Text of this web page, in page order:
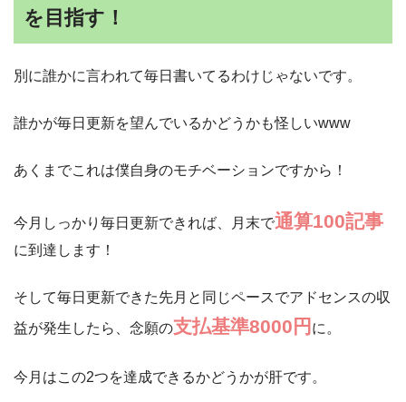
を目指す！
別に誰かに言われて毎日書いてるわけじゃないです。
誰かが毎日更新を望んでいるかどうかも怪しいwww
あくまでこれは僕自身のモチベーションですから！
今月しっかり毎日更新できれば、月末で通算100記事
に到達します！
そして毎日更新できた先月と同じペースでアドセンスの収
益が発生したら、念願の支払基準8000円 に。
今月はこの2つを達成できるかどうかが肝です。